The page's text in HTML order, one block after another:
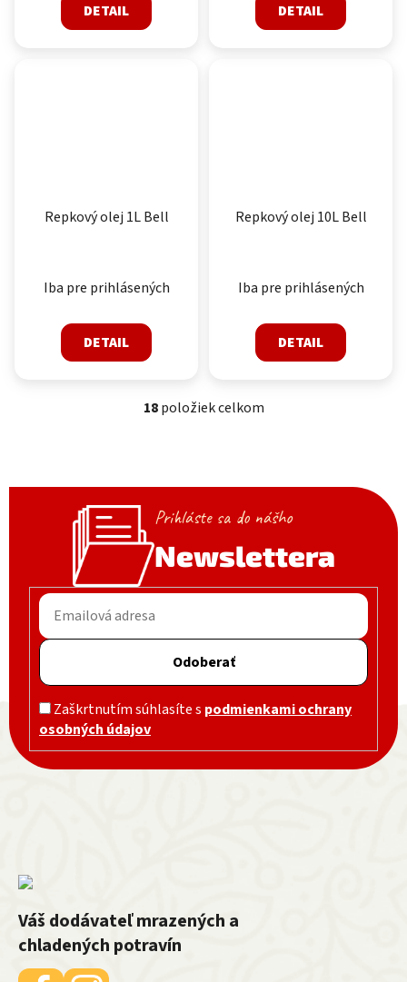
DETAIL DETAIL
Repkový olej 1L Bell
Iba pre prihlásených
DETAIL
Repkový olej 10L Bell
Iba pre prihlásených
DETAIL
Ovládacie prvky výpisu
18položiek celkom
Prihláste sa do nášho
Newslettera
Odoberať
Zaškrtnutím súhlasíte s podmienkami ochrany
osobných údajov
Zápätie
Váš dodávateľ mrazených a
chladených potravín